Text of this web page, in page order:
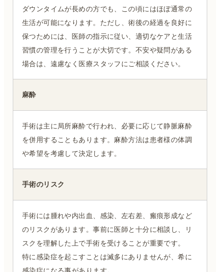
ダウンタイムが長めの方でも、この頃にはほぼ通常の
生活が可能になります。ただし、術後の経過を良好に
保つためには、医師の指示に従い、適切なケアと生活
習慣の管理を行うことが大切です。不安や疑問がある
場合は、遠慮なく医療スタッフにご相談ください。
麻酔
手術は主に局所麻酔で行われ、必要に応じて静脈麻酔
を併用することもあります。麻酔方法は患者様の体調
や希望を考慮して決定します。
手術のリスク
手術には腫れや内出血、感染、左右差、瘢痕形成など
のリスクがあります。事前に医師と十分に相談し、リ
スクを理解した上で手術を受けることが重要です。
特に感染症を起こすことは滅多にありませんが、希に